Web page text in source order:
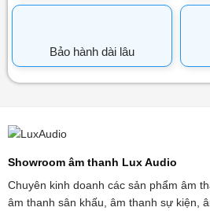
Bảo hành dài lâu
Showroom âm thanh Lux Audio
Chuyên kinh doanh các sản phẩm âm
âm thanh sân khấu, âm thanh sự kiện,